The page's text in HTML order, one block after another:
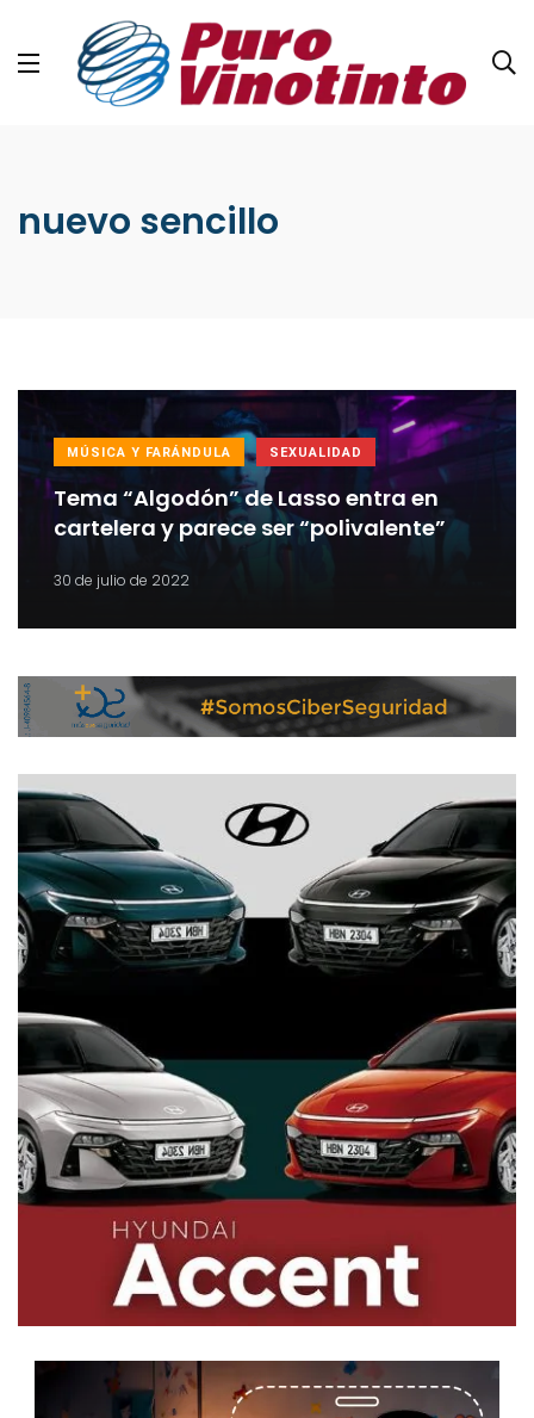
nuevo sencillo
MÚSICA Y FARÁNDULA SEXUALIDAD
Tema “Algodón” de Lasso entra en
cartelera y parece ser “polivalente”
30 de julio de 2022